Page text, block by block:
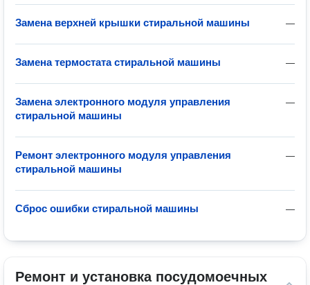
—
Замена верхней крышки стиральной машины
—
Замена термостата стиральной машины
—
Замена электронного модуля управления
стиральной машины
—
Ремонт электронного модуля управления
стиральной машины
—
Сброс ошибки стиральной машины
Ремонт и установка посудомоечных